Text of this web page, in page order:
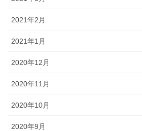
2021年2月
2021年1月
2020年12月
2020年11月
2020年10月
2020年9月